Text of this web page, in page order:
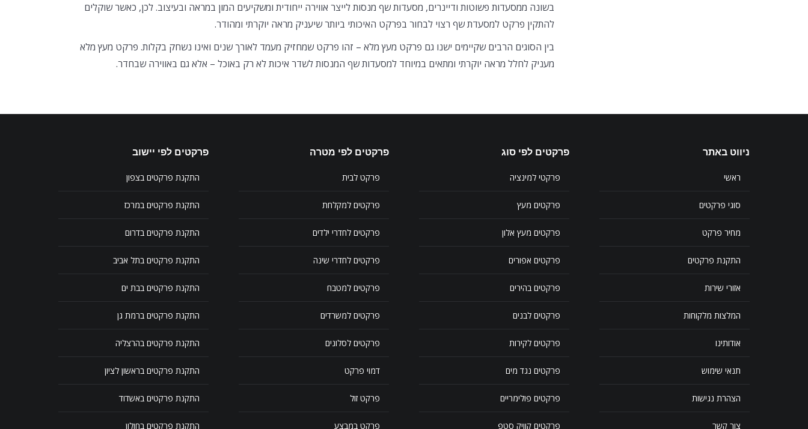
בשונה ממסעדות פשוטות ודיינרים, מסעדות שף מנסות לייצר אווירה ייחודית ומשקיעים המון במראה ובעיצוב. לכן, כאשר שוקלים
להתקין פרקט למסעדת שף רצוי לבחור בפרקט האיכותי ביותר שיעניק מראה יוקרתי ומהודר.
בין הסוגים הרבים שקיימים ישנו גם פרקט מעץ מלא – זהו פרקט שמחזיק מעמד לאורך שנים ואינו נשחק בקלות. פרקט מעץ מלא
מעניק לחלל מראה יוקרתי ומתאים במיוחד למסעדות שף המנסות לשדר איכות לא רק באוכל – אלא גם באווירה שבחדר.
ניווט באתר
ראשי
סוגי פרקטים
מחיר פרקט
התקנת פרקטים
אזורי שירות
המלצות מלקוחות
אודותינו
תנאי שימוש
הצהרת נגישות
צור קשר
פרקטים לפי סוג
פרקטי למינציה
פרקטים מעץ
פרקטים מעץ אלון
פרקטים אפורים
פרקטים בהירים
פרקטים לבנים
פרקטים לקירות
פרקטים נגד מים
פרקטים פולימריים
פרקטים קוויק סטפ
פרקטים לפי מטרה
פרקט לבית
פרקטים למקלחת
פרקטים לחדרי ילדים
פרקטים לחדרי שינה
פרקטים למטבח
פרקטים למשרדים
פרקטים לסלונים
דמוי פרקט
פרקט זול
פרקט במבצע
פרקטים לפי יישוב
התקנת פרקטים בצפון
התקנת פרקטים במרכז
התקנת פרקטים בדרום
התקנת פרקטים בתל אביב
התקנת פרקטים בבת ים
התקנת פרקטים ברמת גן
התקנת פרקטים בהרצליה
התקנת פרקטים בראשון לציון
התקנת פרקטים באשדוד
התקנת פרקטים בחולון